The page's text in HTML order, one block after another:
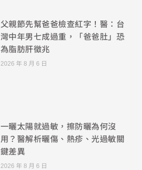
父親節先幫爸爸檢查紅字！醫：台
灣中年男七成過重，「爸爸肚」恐
為脂肪肝徵兆
2026 年 8 月 6 日
一曬太陽就過敏，擦防曬為何沒
用？醫解析曬傷、熱疹、光過敏關
鍵差異
2026 年 8 月 6 日